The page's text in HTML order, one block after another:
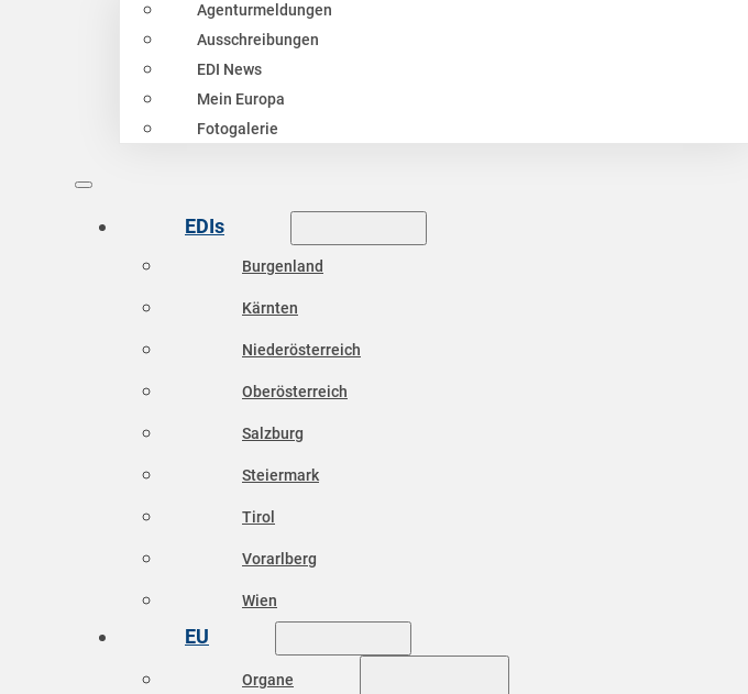
Agenturmeldungen
Ausschreibungen
EDI News
Mein Europa
Fotogalerie
EDIs
Burgenland
Kärnten
Niederösterreich
Oberösterreich
Salzburg
Steiermark
Tirol
Vorarlberg
Wien
EU
Organe